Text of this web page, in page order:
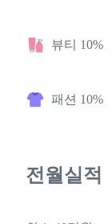
뷰티 10%
패션 10%
전월실적